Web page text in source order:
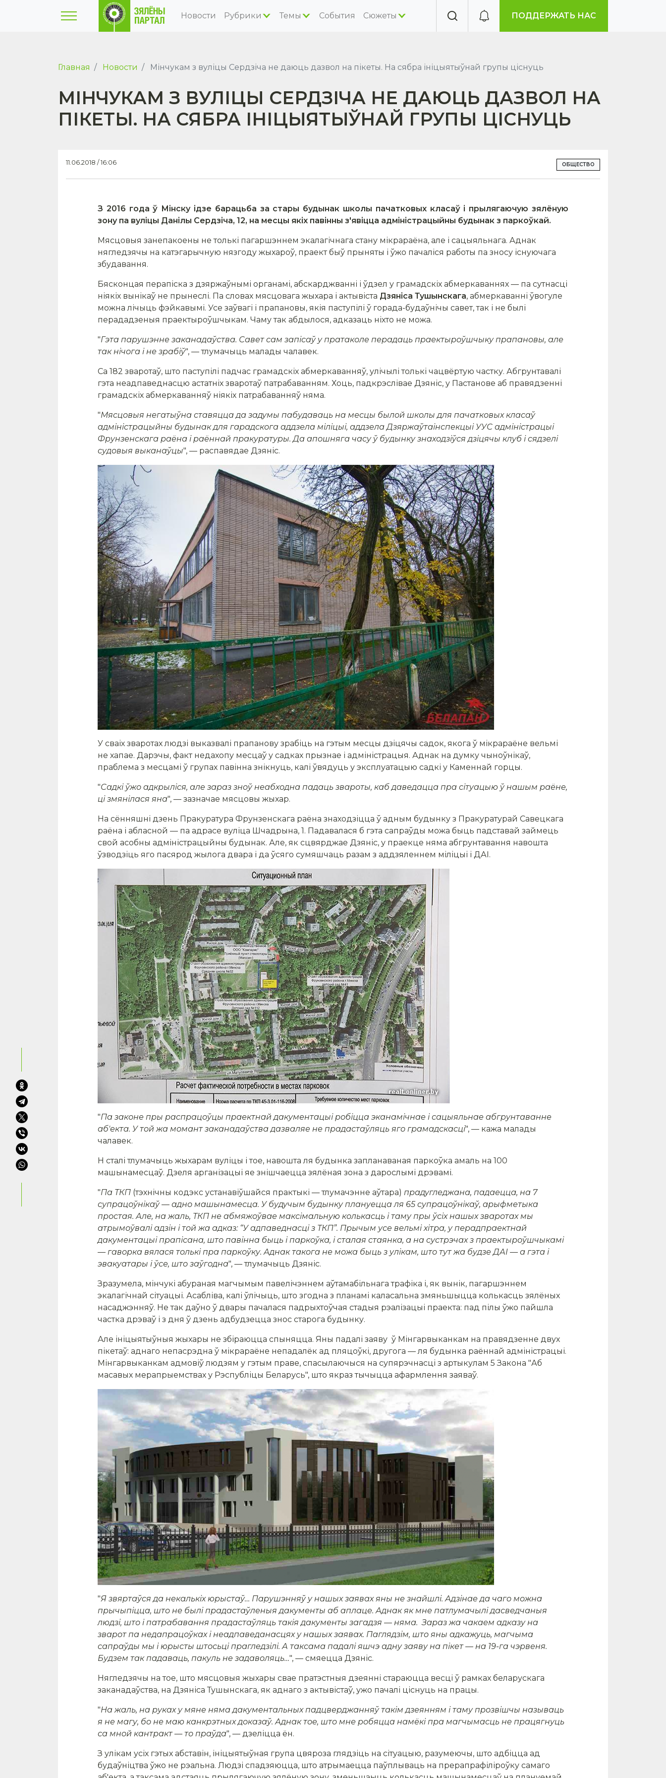
Новости Рубрики Темы События Сюжеты ПОДДЕРЖАТЬ НАС
Главная Новости Мінчукам з вуліцы Сердзіча не даюць дазвол на пікеты. На сябра ініцыятыўнай групы ціснуць
МІНЧУКАМ З ВУЛІЦЫ СЕРДЗІЧА НЕ ДАЮЦЬ ДАЗВОЛ НА
ПІКЕТЫ. НА СЯБРА ІНІЦЫЯТЫЎНАЙ ГРУПЫ ЦІСНУЦЬ
11.06.2018 / 16:06 ОБЩЕСТВО
З 2016 года ў Мінску ідзе барацьба за стары будынак школы пачатковых класаў і прылягаючую зялёную
зону па вуліцы Данілы Сердзіча, 12, на месцы якіх павінны з'явіцца адміністрацыйны будынак з паркоўкай.
Мясцовыя занепакоены не толькі пагаршэннем экалагічнага стану мікрараёна, але і сацыяльнага. Аднак
нягледзячы на катэгарычную нязгоду жыхароў, праект быў прыняты і ўжо пачаліся работы па зносу існуючага
збудавання.
Бясконцая перапіска з дзяржаўнымі органамі, абскарджванні і ўдзел у грамадскіх абмеркаваннях — па сутнасці
ніякіх вынікаў не прынеслі. Па словах мясцовага жыхара і актывіста Дзяніса Тушынскага, абмеркаванні ўвогуле
можна лічыць фэйкавымі. Усе заўвагі і прапановы, якія паступілі ў горада-будаўнічы савет, так і не былі
перададзеныя праектыроўшчыкам. Чаму так абдылося, адказаць ніхто не можа.
"Гэта парушэнне заканадаўства. Савет сам запісаў у пратаколе перадаць праектыроўшчыкупрапановы, але
так нічога і не зрабіў", — тлумачыць малады чалавек.
Са 182 зваротаў, што паступілі падчас грамадскіх абмеркаванняў, улічылі толькі чацвёртую частку. Абгрунтавалі
гэта неадпаведнасцю астатніх зваротаў патрабаванням. Хоць, падкрэслівае Дзяніс, у Пастанове аб правядзенні
грамадскіх абмеркаванняў ніякіх патрабаванняў няма.
"Мясцовыя негатыўна ставяцца да задумы пабудаваць на месцы былой школы для пачатковых класаў
адміністрацыйны будынак для гарадскога аддзела міліцыі, аддзела Дзяржаўтаінспекцыі УУС адміністрацыі
Фрунзенскага раёна і раённай пракуратуры. Да апошняга часу ў будынку знаходзіўся дзіцячы клуб і сядзелі
судовыя выканаўцы", — распавядае Дзяніс.
У сваіх зваротах людзі выказвалі прапанову зрабіць на гэтым месцы дзіцячы садок, якога ў мікрараёне вельмі
не хапае. Дарэчы, факт недахопу месцаў у садках прызнае і адміністрацыя. Аднак на думку чыноўнікаў,
праблема з месцамі ў групах павінна знікнуць, калі ўвядуць у эксплуатацыю садкі у Каменнай горцы.
"Садкі ўжо адкрыліся, але зараз зноў неабходна падаць звароты, каб даведацца пра сітуацыю ў нашым раёне,
ці змянілася яна", — зазначае мясцовы жыхар.
На сённяшні дзень Пракуратура Фрунзенскага раёна знаходзіцца ў адным будынку з Пракуратурай Савецкага
раёна і абласной — па адрасе вуліца Шчадрына, 1. Падавалася б гэта сапраўды можа быць падставай займець
свой асобны адміністрацыйны будынак. Але, як сцвярджае Дзяніс, у праекце няма абгрунтавання навошта
ўзводзіць яго пасярод жылога двара і да ўсяго сумяшчаць разам з аддзяленнем міліцыі і ДАІ.
"Па законе пры распрацоўцы праектнай дакументацыі робіцца эканамічнае і сацыяльнае абгрунтаванне
аб'екта. У той жа момант заканадаўства дазваляе не прадастаўляць яго грамадскасці", — кажа малады
чалавек.
Н сталі тлумачыць жыхарам вуліцы і тое, навошта ля будынка запланаваная паркоўка амаль на 100
машынамесцаў. Дзеля арганізацыі яе знішчаецца зялёная зона з дарослымі дрэвамі.
"Па ТКП (тэхнічны кодэкс устанавіўшайся практыкі — тлумачэнне аўтара) прадугледжана, падаецца, на 7
супрацоўнікаў — адно машынамесца. У будучым будынку плануецца ля 65 супрацоўнікаў, арыфметыка
простая. Але, на жаль, ТКП не абмяжоўвае максімальную колькасць і таму пры ўсіх нашых зваротах мы
атрымоўвалі адзін і той жа адказ: “У адпаведнасці з ТКП”. Прычым усе вельмі хітра, у перадпраектнай
дакументацыі прапісана, што павінна быць і паркоўка, істалая стаянка, а на сустрэчах з праектыроўшчыкамі
— гаворка вялася толькі пра паркоўку. Аднак такога не можа быць з улікам, што тут жа будзе ДАІ — а гэта і
эвакуатары і ўсе, што заўгодна", — тлумачыць Дзяніс.
Зразумела, мінчукі абураная магчымым павелічэннем аўтамабільнага трафіка і, як вынік, пагаршэннем
экалагічнай сітуацыі. Асабліва, калі ўлічыць, што згодна з планамі каласальна змяньшыцца колькасць зялёных
насаджэнняў. Не так даўно ў двары пачалася падрыхтоўчая стадыя рэалізацыі праекта: пад пілы ўжо пайшла
частка дрэваў і з дня ў дзень адбудзецца знос старога будынку.
Але ініцыятыўныя жыхары не збіраюцца спыняцца. Яны падалі заяву ў Мінгарвыканкам на правядзенне двух
пікетаў: аднаго непасрэдна ў мікрараёне непадалёк ад пляцоўкі, другога — ля будынка раённай адміністрацыі.
Мінгарвыканкам адмовіў людзям у гэтым праве, спасылаючыся на супярэчнасці з артыкулам 5 Закона "Аб
масавых мерапрыемствах у Рэспубліцы Беларусь", што якраз тычыцца афармлення заяваў.
"Я звяртаўся да некалькіх юрыстаў… Парушэнняў у нашых заявах яны не знайшлі. Адзінае да чаго можна
прычыпіцца, што не былі прадастаўленыя дакументы аб аплаце. Аднак як мне патлумачылі дасведчаныя
людзі, што і патрабавання прадастаўляць такія дакументы загадзя — няма. Зараз жа чакаем адказу на
зварот па недапрацоўках і неадпаведанасцях у нашых заявах. Паглядзім, што яны адкажуць, магчыма
сапраўды мы і юрысты штосьці прагледзілі. А таксама падалі яшчэ адну заяву на пікет — на 19-га чэрвеня.
Будзем так падаваць, пакуль не задаволяць…", — смяецца Дзяніс.
Нягледзячы на тое, што мясцовыя жыхары свае пратэстныя дзеянні стараюцца весці ў рамках беларускага
заканадаўства, на Дзяніса Тушынскага, як аднаго з актывістаў, ужо пачалі ціснуць на працы.
"На жаль, на руках у мяне няма дакументальных падцверджанняў такім дзеянням і таму прозвішчы называць
я не магу, бо не маю канкрэтных доказаў. Аднак тое, што мне робяцца намёкі пра магчымасць не працягнуць
са мной кантракт — то праўда", — дзеліцца ён.
З улікам усіх гэтых абставін, ініцыятыўная група цвяроза глядзіць на сітуацыю, разумеючы, што адбіцца ад
будаўніцтва ўжо не рэальна. Людзі спадзяюцца, што атрымаецца паўплываць на прерапрафіліроўку самаго